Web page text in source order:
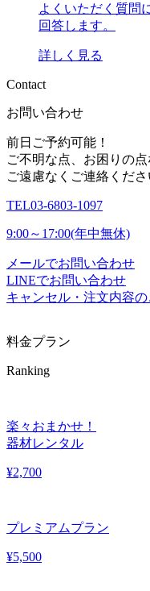
よくいただく質問
回答します。
詳しく見る
Contact
お問い合わせ
前日ご予約可能！
ご不明な点、お困りの
ご遠慮なくご連絡くださ
TEL03-6803-1097
9:00～17:00(年中無休)
メールでお問い合わせ
LINEでお問い合わせ
キャンセル・注文内容
料金プラン
Ranking
楽々おまかせ！
器材レンタル
¥2,700
プレミアムプラン
¥5,500